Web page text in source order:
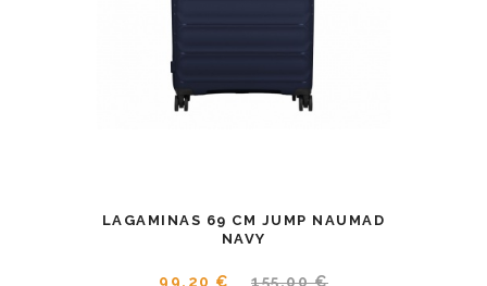
LAGAMINAS 69 CM JUMP NAUMAD
NAVY
99.20 € 155.00 €